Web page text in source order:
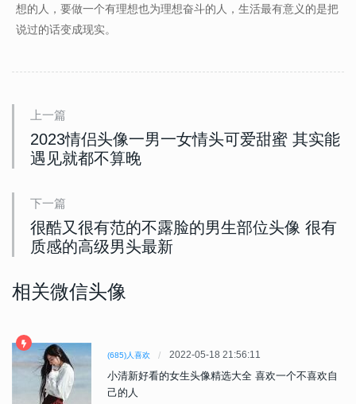
想的人，要做一个有理想也为理想奋斗的人，生活最有意义的是把
说过的话变成现实。
上一篇
2023情侣头像一男一女情头可爱甜蜜 其实能
遇见就都不算晚
下一篇
很酷又很有范的不露脸的男生部位头像 很有
质感的高级男头最新
相关微信头像
(685)人喜欢 2022-05-18 21:56:11
小清新好看的女生头像精选大全 喜欢一个不喜欢自
己的人